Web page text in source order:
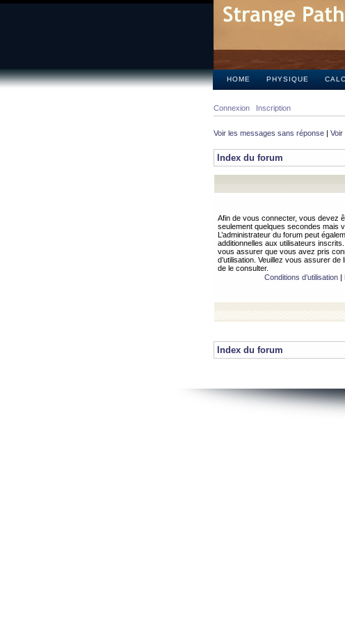
HOME PHYSIQUE
Connexion Inscription
Voir les messages sans réponse | Voir
Index du forum
Afin de vous connecter, vous devez
seulement quelques secondes mais
L’administrateur du forum peut
additionnelles aux utilisateurs
vous assurer que vous avez pris
d’utilisation. Veuillez vous assurer
de le consulter.
Conditions d’utilisation|
Index du forum